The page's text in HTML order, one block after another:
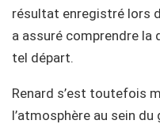
résultat enregistré lors
a assuré comprendre la
tel départ.
Renard s’est toutefois
l’atmosphère au sein